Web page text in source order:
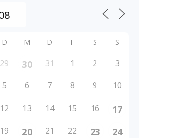
D M D F S S
29 30 31 1 2 3
5 6 7 8 9 10
12 13 14 15 16 17
19 20 21 22 23 24